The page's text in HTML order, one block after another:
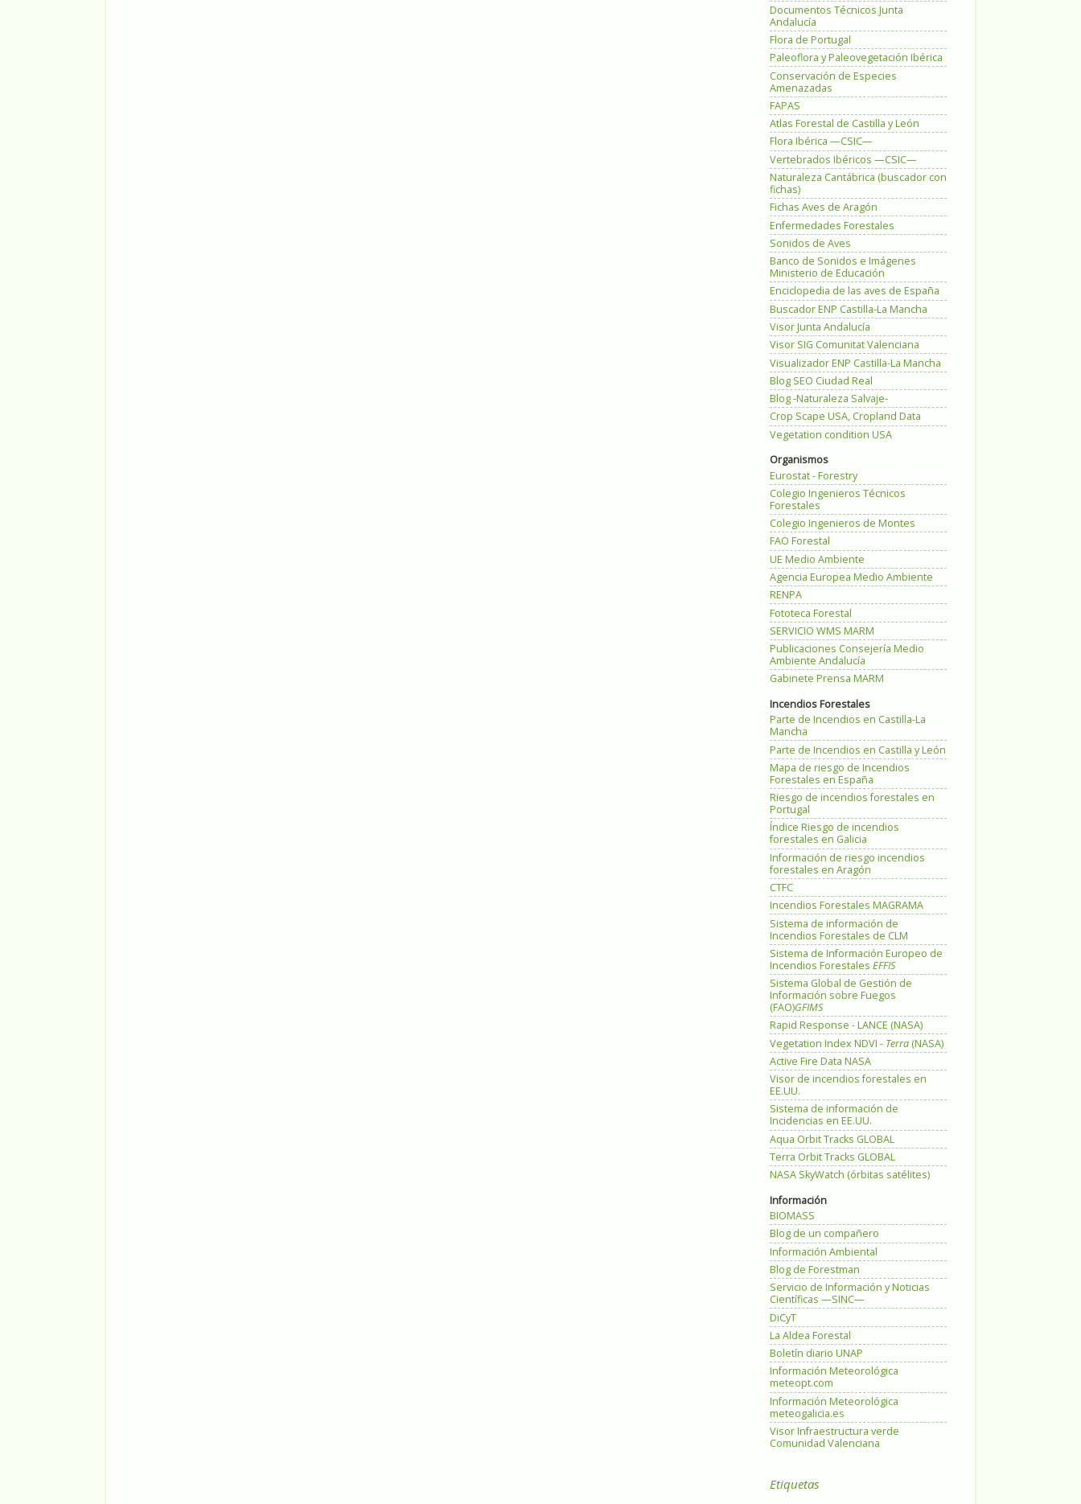
Documentos Técnicos Junta
Andalucía
Flora de Portugal
Paleoflora y Paleovegetación Ibérica
Conservación de Especies
Amenazadas
FAPAS
Atlas Forestal de Castilla y León
Flora Ibérica —CSIC—
Vertebrados Ibéricos —CSIC—
Naturaleza Cantábrica (buscador con
fichas)
Fichas Aves de Aragón
Enfermedades Forestales
Sonidos de Aves
Banco de Sonidos e Imágenes
Ministerio de Educación
Enciclopedia de las aves de España
Buscador ENP Castilla-La Mancha
Visor Junta Andalucía
Visor SIG Comunitat Valenciana
Visualizador ENP Castilla-La Mancha
Blog SEO Ciudad Real
Blog -Naturaleza Salvaje-
Crop Scape USA, Cropland Data
Vegetation condition USA
Organismos
Eurostat - Forestry
Colegio Ingenieros Técnicos
Forestales
Colegio Ingenieros de Montes
FAO Forestal
UE Medio Ambiente
Agencia Europea Medio Ambiente
RENPA
Fototeca Forestal
SERVICIO WMS MARM
Publicaciones Consejería Medio
Ambiente Andalucía
Gabinete Prensa MARM
Incendios Forestales
Parte de Incendios en Castilla-La
Mancha
Parte de Incendios en Castilla y León
Mapa de riesgo de Incendios
Forestales en España
Riesgo de incendios forestales en
Portugal
Índice Riesgo de incendios
forestales en Galicia
Información de riesgo incendios
forestales en Aragón
CTFC
Incendios Forestales MAGRAMA
Sistema de información de
Incendios Forestales de CLM
Sistema de Información Europeo de
Incendios Forestales EFFIS
Sistema Global de Gestión de
Información sobre Fuegos
(FAO)GFIMS
Rapid Response - LANCE (NASA)
Vegetation Index NDVI - Terra (NASA)
Active Fire Data NASA
Visor de incendios forestales en
EE.UU.
Sistema de información de
Incidencias en EE.UU.
Aqua Orbit Tracks GLOBAL
Terra Orbit Tracks GLOBAL
NASA SkyWatch (órbitas satélites)
Información
BIOMASS
Blog de un compañero
Información Ambiental
Blog de Forestman
Servicio de Información y Noticias
Científicas —SINC—
DiCyT
La Aldea Forestal
Boletín diario UNAP
Información Meteorológica
meteopt.com
Información Meteorológica
meteogalicia.es
Visor Infraestructura verde
Comunidad Valenciana
Etiquetas